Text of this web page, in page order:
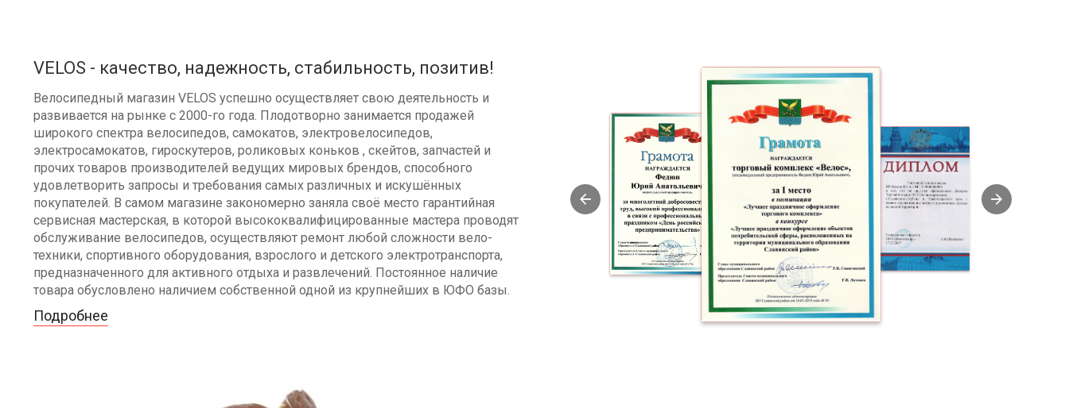
VELOS - качество, надежность, стабильность, позитив!
Велосипедный магазин VELOS успешно осуществляет свою деятельность и
развивается на рынке с 2000-го года. Плодотворно занимается продажей
широкого спектра велосипедов, самокатов, электровелосипедов,
электросамокатов, гироскутеров, роликовых коньков , скейтов, запчастей и
прочих товаров производителей ведущих мировых брендов, способного
удовлетворить запросы и требования самых различных и искушённых
покупателей. В самом магазине закономерно заняла своё место гарантийная
сервисная мастерская, в которой высококвалифицированные мастера проводят
обслуживание велосипедов, осуществляют ремонт любой сложности вело-
техники, спортивного оборудования, взрослого и детского электротранспорта,
предназначенного для активного отдыха и развлечений. Постоянное наличие
товара обусловлено наличием собственной одной из крупнейших в ЮФО базы.
Подробнее